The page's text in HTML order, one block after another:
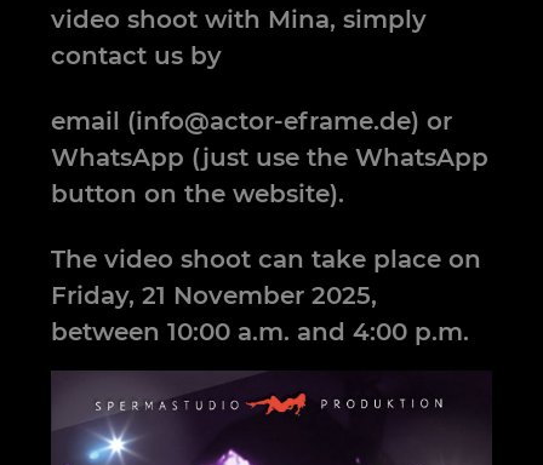
video shoot with Mina, simply
contact us by
email (info@actor-eframe.de) or
WhatsApp (just use the WhatsApp
button on the website).
The video shoot can take place on
Friday, 21 November 2025,
between 10:00 a.m. and 4:00 p.m.